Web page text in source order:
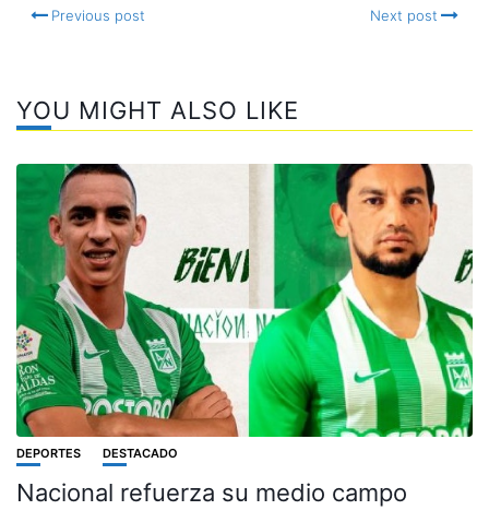
Previous post Next post
YOU MIGHT ALSO LIKE
DEPORTES DESTACADO
Nacional refuerza su medio campo